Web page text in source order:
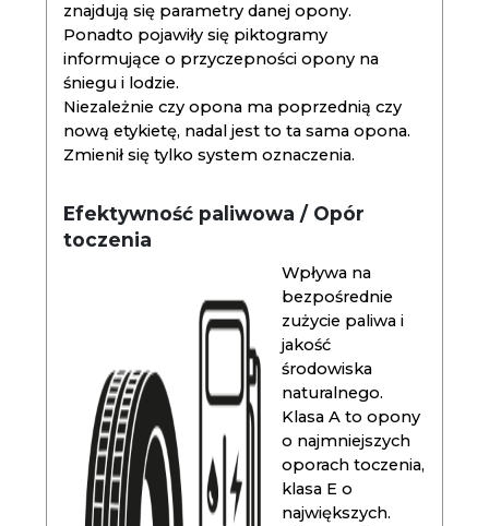
znajdują się parametry danej opony.
Ponadto pojawiły się piktogramy
informujące o przyczepności opony na
śniegu i lodzie.
Niezależnie czy opona ma poprzednią czy
nową etykietę, nadal jest to ta sama opona.
Zmienił się tylko system oznaczenia.
Efektywność paliwowa / Opór
toczenia
Wpływa na
bezpośrednie
zużycie paliwa i
jakość
środowiska
naturalnego.
Klasa A to opony
o najmniejszych
oporach toczenia,
klasa E o
największych.